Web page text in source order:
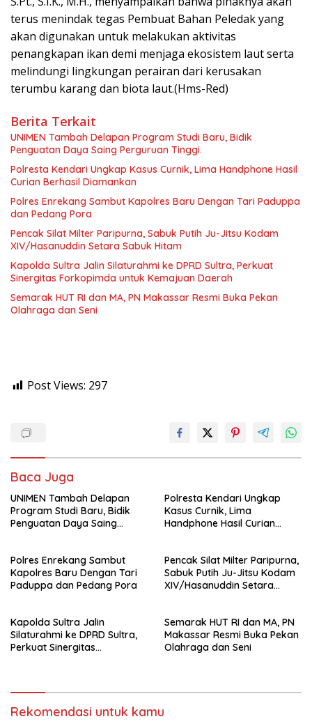
terus menindak tegas Pembuat Bahan Peledak yang
akan digunakan untuk melakukan aktivitas
penangkapan ikan demi menjaga ekosistem laut serta
melindungi lingkungan perairan dari kerusakan
terumbu karang dan biota laut.(Hms-Red)
Berita Terkait
UNIMEN Tambah Delapan Program Studi Baru, Bidik
Penguatan Daya Saing Perguruan Tinggi.
Polresta Kendari Ungkap Kasus Curnik, Lima Handphone Hasil
Curian Berhasil Diamankan
Polres Enrekang Sambut Kapolres Baru Dengan Tari Paduppa
dan Pedang Pora
Pencak Silat Milter Paripurna, Sabuk Putih Ju-Jitsu Kodam
XIV/Hasanuddin Setara Sabuk Hitam
Kapolda Sultra Jalin Silaturahmi ke DPRD Sultra, Perkuat
Sinergitas Forkopimda untuk Kemajuan Daerah
Semarak HUT RI dan MA, PN Makassar Resmi Buka Pekan
Olahraga dan Seni
Post Views: 297
Baca Juga
UNIMEN Tambah Delapan
Program Studi Baru, Bidik
Penguatan Daya Saing
Polresta Kendari Ungkap
Kasus Curnik, Lima
Handphone Hasil Curian
Polres Enrekang Sambut
Kapolres Baru Dengan Tari
Paduppa dan Pedang Pora
Pencak Silat Milter Paripurna,
Sabuk Putih Ju-Jitsu Kodam
XIV/Hasanuddin Setara
Kapolda Sultra Jalin
Silaturahmi ke DPRD Sultra,
Perkuat Sinergitas
Semarak HUT RI dan MA, PN
Makassar Resmi Buka Pekan
Olahraga dan Seni
Rekomendasi untuk kamu